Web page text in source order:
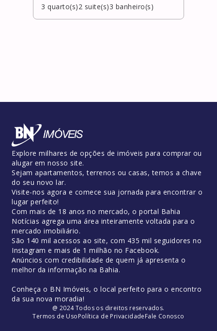
3 quarto(s)2 suite(s)3 banheiro(s)
Explore milhares de opções de imóveis para comprar ou
alugar em nosso site.
Sejam apartamentos, terrenos ou casas, temos a chave
do seu novo lar.
Visite-nos agora e comece sua jornada para encontrar o
lugar perfeito!
Com mais de 18 anos no mercado, o portal Bahia
Notícias agrega uma área inteiramente voltada para o
mercado imobiliário.
São 140 mil acessos ao site, com 435 mil seguidores no
Instagram e mais de 1 milhão no Facebook.
Anúncios com credibilidade de quem já apresenta o
melhor da informação na Bahia.
Conheça o BN Imóveis, o local perfeito para o encontro
da sua nova moradia!
@ 2024 Todos os direitos reservados.
Termos de UsoPolítica de PrivacidadeFale Conosco